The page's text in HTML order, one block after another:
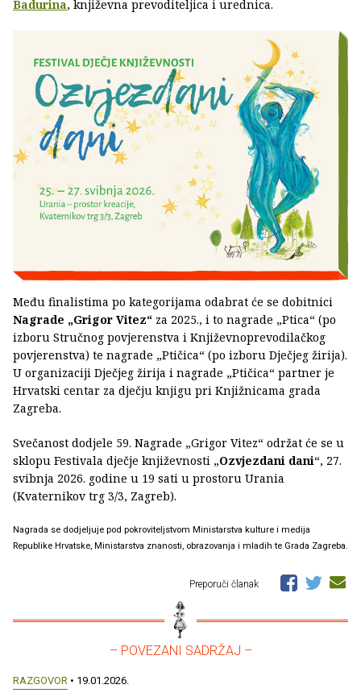
Badurina, književna prevoditeljica i urednica.
Među finalistima po kategorijama odabrat će se dobitnici
Nagrade „Grigor Vitez“ za 2025., i to nagrade „Ptica“ (po
izboru Stručnog povjerenstva i Književnoprevodilačkog
povjerenstva) te nagrade „Ptičica“ (po izboru Dječjeg žirija).
U organizaciji Dječjeg žirija i nagrade „Ptičica“ partner je
Hrvatski centar za dječju knjigu pri Knjižnicama grada
Zagreba.
Svečanost dodjele 59. Nagrade „Grigor Vitez“ održat će se u
sklopu Festivala dječje književnosti „Ozvjezdani dani“, 27.
svibnja 2026. godine u 19 sati u prostoru Urania
(Kvaternikov trg 3/3, Zagreb).
Nagrada se dodjeljuje pod pokroviteljstvom Ministarstva kulture i medija
Republike Hrvatske, Ministarstva znanosti, obrazovanja i mladih te Grada Zagreba.
Preporuči članak
– POVEZANI SADRŽAJ –
RAZGOVOR • 19.01.2026.